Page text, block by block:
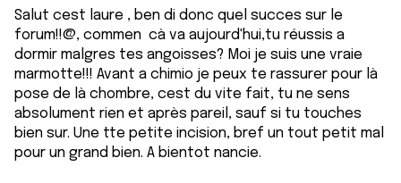
Salut cest laure , ben di donc quel succes sur le
forum!!@, commen cà va aujourd'hui,tu réussis a
dormir malgres tes angoisses? Moi je suis une vraie
marmotte!!! Avant a chimio je peux te rassurer pour là
pose de là chombre, cest du vite fait, tu ne sens
absolument rien et après pareil, sauf si tu touches
bien sur. Une tte petite incision, bref un tout petit mal
pour un grand bien. A bientot nancie.